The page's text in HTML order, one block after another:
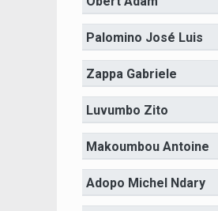
Palomino José Luis
Zappa Gabriele
Luvumbo Zito
Makoumbou Antoine
Adopo Michel Ndary